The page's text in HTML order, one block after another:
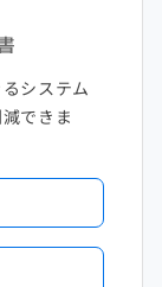
システム
できま